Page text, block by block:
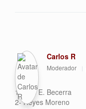
Carlos R
Moderador
1- Luis E. Becerra
2- Reyes Moreno